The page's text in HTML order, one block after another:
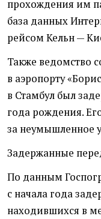
прохождения им
база данных
рейсом Кельн —
Также ведомство
в аэропорту«
в Стамбул был
года рождения.
за неумышленное
Задержанные
По данным
с начала года
находившихся в